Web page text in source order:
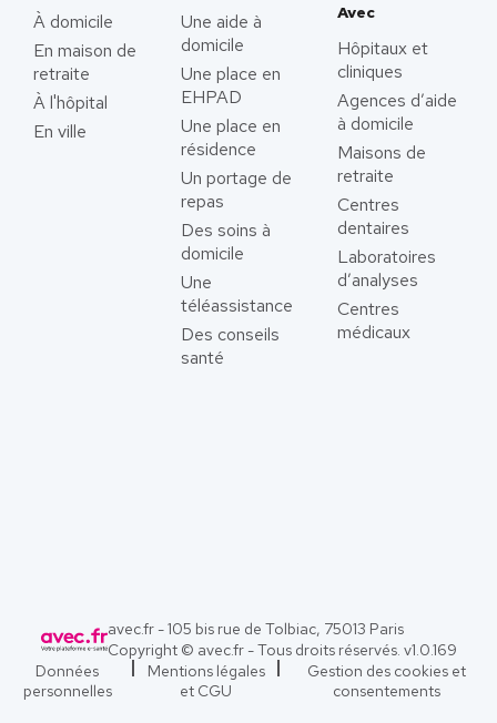
À domicile
En maison de
retraite
À l'hôpital
En ville
Une aide à
domicile
Une place en
EHPAD
Une place en
résidence
Un portage de
repas
Des soins à
domicile
Une
téléassistance
Des conseils
santé
Avec
Hôpitaux et
cliniques
Agences d’aide
à domicile
Maisons de
retraite
Centres
dentaires
Laboratoires
d’analyses
Centres
médicaux
avec.fr - 105 bis rue de Tolbiac, 75013 Paris
Copyright © avec.fr - Tous droits réservés. v1.0.169
Données
personnelles
Mentions légales
et CGU
Gestion des cookies et
consentements